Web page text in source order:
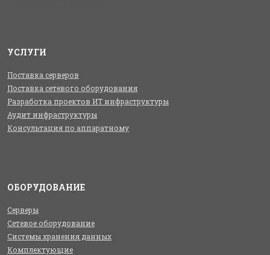
УСЛУГИ
Поставка серверов
Поставка сетевого оборудования
Разработка проектов ИТ инфраструктуры
Аудит инфраструктуры
Консультация по аппаратному
ОБОРУДОВАНИЕ
Серверы
Сетевое оборудование
Системы хранения данных
Комплектующие